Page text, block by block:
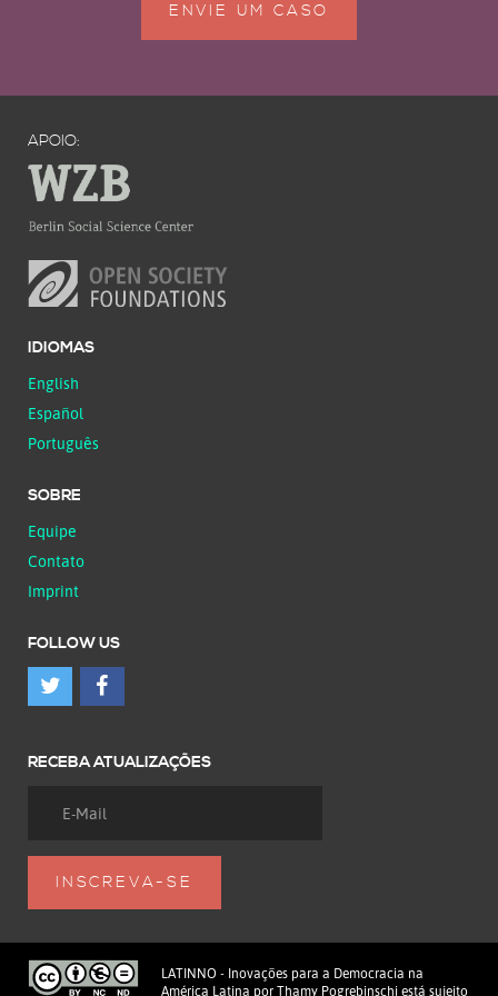
ENVIE UM CASO
APOIO:
IDIOMAS
English
Español
Português
SOBRE
Equipe
Contato
Imprint
FOLLOW US
RECEBA ATUALIZAÇÕES
LATINNO - Inovações para a Democracia na
América Latina por Thamy Pogrebinschi está sujeito